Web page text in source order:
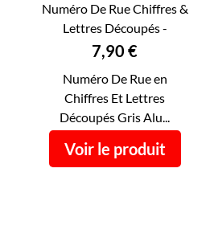
APERÇU RAPIDE
Numéro De Rue Chiffres &
Lettres Découpés -
Numéro De Maison...
Prix
7,90 €
Numéro De Rue en
Chiffres Et Lettres
Découpés Gris Alu...
Voir le produit